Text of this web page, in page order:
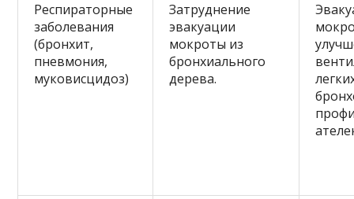
Респираторные
заболевания
(бронхит,
пневмония,
муковисцидоз)
Затруднение
эвакуации
мокроты из
бронхиального
дерева.